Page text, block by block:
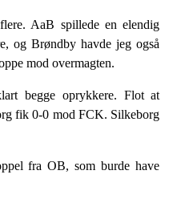
AaB spillede en elendig
og Brøndby havde jeg også
mod overmagten.
begge oprykkere. Flot at
fik 0-0 mod FCK. Silkeborg
fra OB, som burde have